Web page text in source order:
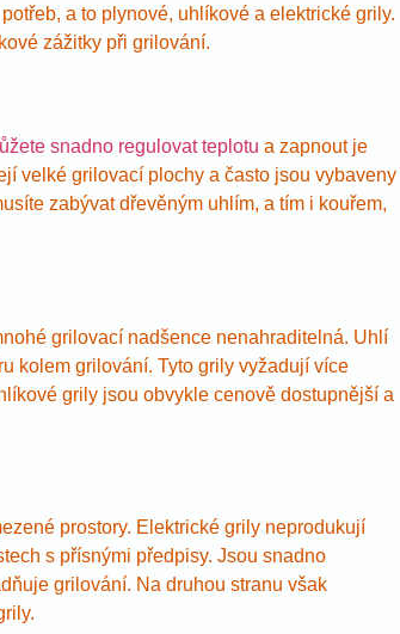
a to plynové, uhlíkové a elektrické grily.
zážitky při grilování.
snadno regulovat teplotu a zapnout je
velké grilovací plochy a často jsou vybaveny
zabývat dřevěným uhlím, a tím i kouřem,
grilovací nadšence nenahraditelná. Uhlí
kolem grilování. Tyto grily vyžadují více
grily jsou obvykle cenově dostupnější a
prostory. Elektrické grily neprodukují
s přísnými předpisy. Jsou snadno
grilování. Na druhou stranu však